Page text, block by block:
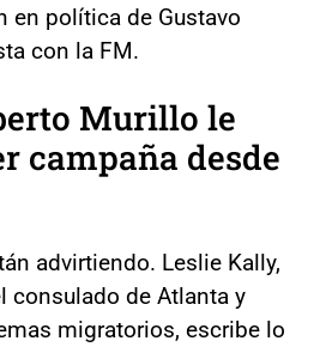
en política de Gustavo
con la FM.
Murillo le
campaña desde
advirtiendo. Leslie Kally,
consulado de Atlanta y
migratorios, escribe lo